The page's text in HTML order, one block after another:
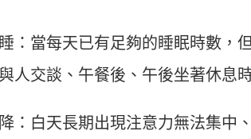
：當每天已有足夠的睡眠時數，
人交談、午餐後、午後坐著休息
：白天長期出現注意力無法集中